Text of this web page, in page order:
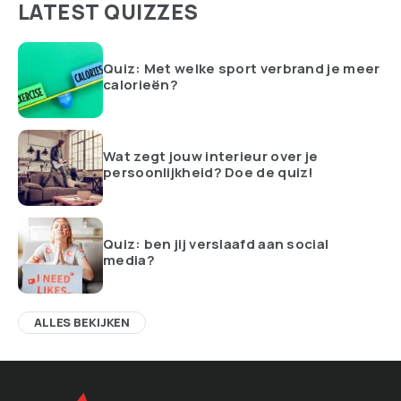
LATEST QUIZZES
Quiz: Met welke sport verbrand je meer
calorieën?
Wat zegt jouw interieur over je
persoonlijkheid? Doe de quiz!
Quiz: ben jij verslaafd aan social
media?
ALLES BEKIJKEN